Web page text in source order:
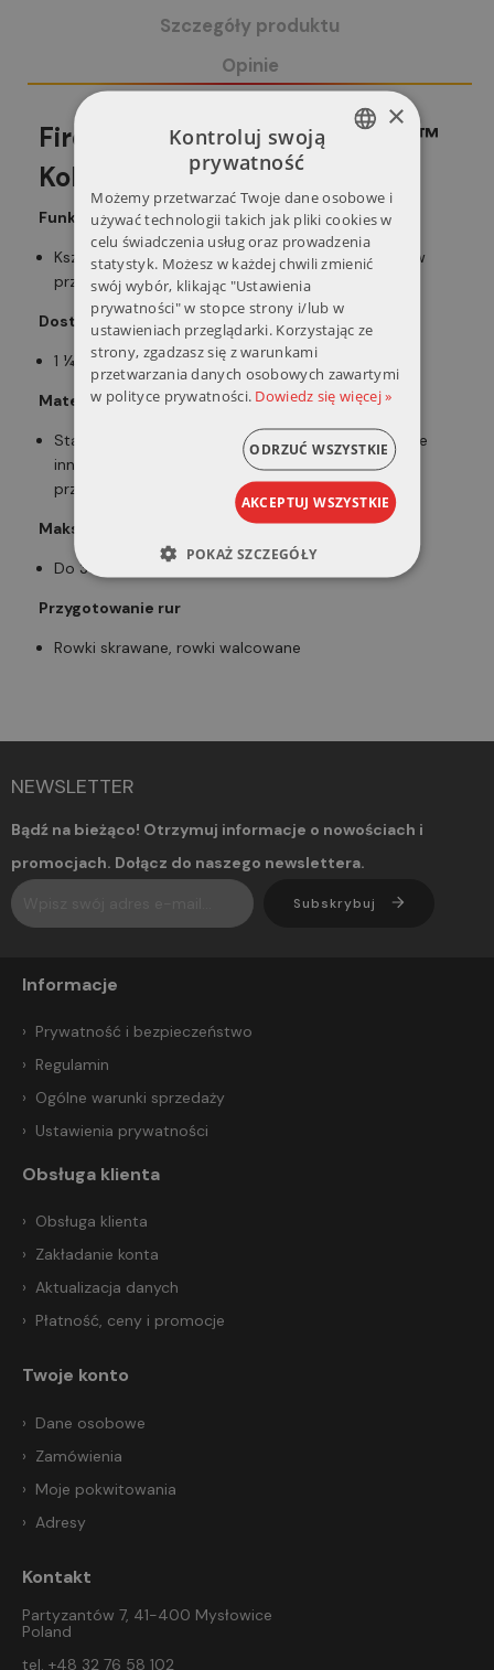
Szczegóły produktu
Opinie
FireLock™ Installation-Ready™
Kolano 90° Nr 101
Funkcja
Kształtki rurowe Installation-Ready™ do systemów
przeciwpożarowych
Dostępne rozmiary
1 ¼ – 2 ½"/32 – 65mm oraz 76,1mm
Materiał rury
Stal węglowa, Schedule 10, Schedule 40 W sprawie
innych materiałów prosimy o kontakt z naszym
przedstawicielem.
Maksymalne ciśnienie robocze
Do 365psi/2517 kPa/25barów
Przygotowanie rur
Rowki skrawane, rowki walcowane
NEWSLETTER
Bądź na bieżąco! Otrzymuj informacje o nowościach i
promocjach. Dołącz do naszego newslettera.
Subskrybuj
Informacje
Prywatność i bezpieczeństwo
Regulamin
Ogólne warunki sprzedaży
Ustawienia prywatności
Obsługa klienta
Obsługa klienta
Zakładanie konta
Aktualizacja danych
Płatność, ceny i promocje
Twoje konto
Dane osobowe
Zamówienia
Moje pokwitowania
Adresy
Kontakt
Partyzantów 7, 41-400 Mysłowice
Poland
tel. +48 32 76 58 102
ENGLISH
×
Kontroluj swoją
prywatność
Możemy przetwarzać Twoje dane osobowe i
używać technologii takich jak pliki cookies w
celu świadczenia usług oraz prowadzenia
statystyk. Możesz w każdej chwili zmienić
swój wybór, klikając "Ustawienia
prywatności" w stopce strony i/lub w
ustawieniach przeglądarki. Korzystając ze
strony, zgadzasz się z warunkami
przetwarzania danych osobowych zawartymi
w polityce prywatności. Dowiedz się więcej »
AKCEPTUJ WSZYSTKIE
ODRZUĆ WSZYSTKIE
POKAŻ SZCZEGÓŁY